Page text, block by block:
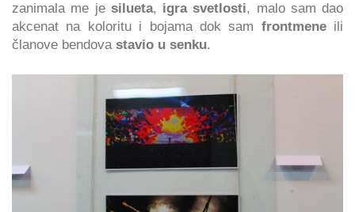
zanimala me je silueta, igra svetlosti, malo sam dao
akcenat na koloritu i bojama dok sam frontmeneili
članove bendova stavio u senku.